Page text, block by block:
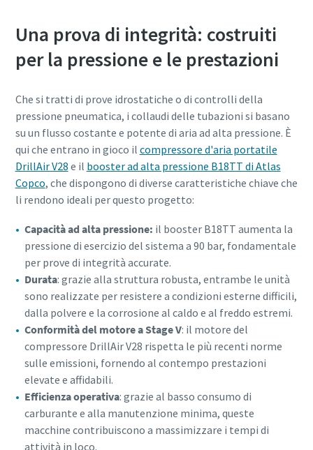
Una prova di integrità: costruiti
per la pressione e le prestazioni
Che si tratti di prove idrostatiche o di controlli della
pressione pneumatica, i collaudi delle tubazioni si basano
su un flusso costante e potente di aria ad alta pressione. È
qui che entrano in gioco il compressore d'aria portatile
DrillAir V28 e il booster ad alta pressione B18TT di Atlas
Copco, che dispongono di diverse caratteristiche chiave che
li rendono ideali per questo progetto:
Capacità ad alta pressione: il booster B18TT aumenta la
pressione di esercizio del sistema a 90 bar, fondamentale
per prove di integrità accurate.
Durata: grazie alla struttura robusta, entrambe le unità
sono realizzate per resistere a condizioni esterne difficili,
dalla polvere e la corrosione al caldo e al freddo estremi.
Conformità del motore a Stage V: il motore del
compressore DrillAir V28 rispetta le più recenti norme
sulle emissioni, fornendo al contempo prestazioni
elevate e affidabili.
Efficienza operativa: grazie al basso consumo di
carburante e alla manutenzione minima, queste
macchine contribuiscono a massimizzare i tempi di
attività in loco.